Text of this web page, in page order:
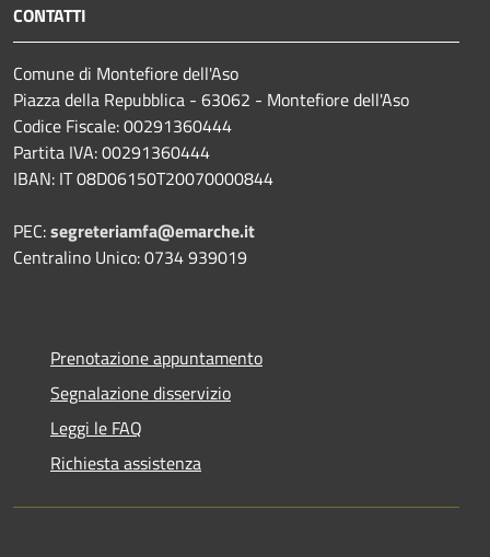
CONTATTI
Comune di Montefiore dell'Aso
Piazza della Repubblica - 63062 - Montefiore dell'Aso
Codice Fiscale: 00291360444
Partita IVA: 00291360444
IBAN: IT 08D06150T20070000844
PEC:segreteriamfa@emarche.it
Centralino Unico: 0734 939019
Prenotazione appuntamento
Segnalazione disservizio
Leggi le FAQ
Richiesta assistenza